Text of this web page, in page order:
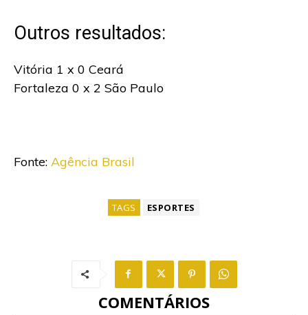
Outros resultados:
Vitória 1 x 0 Ceará
Fortaleza 0 x 2 São Paulo
Fonte: Agência Brasil
TAGS ESPORTES
COMENTÁRIOS